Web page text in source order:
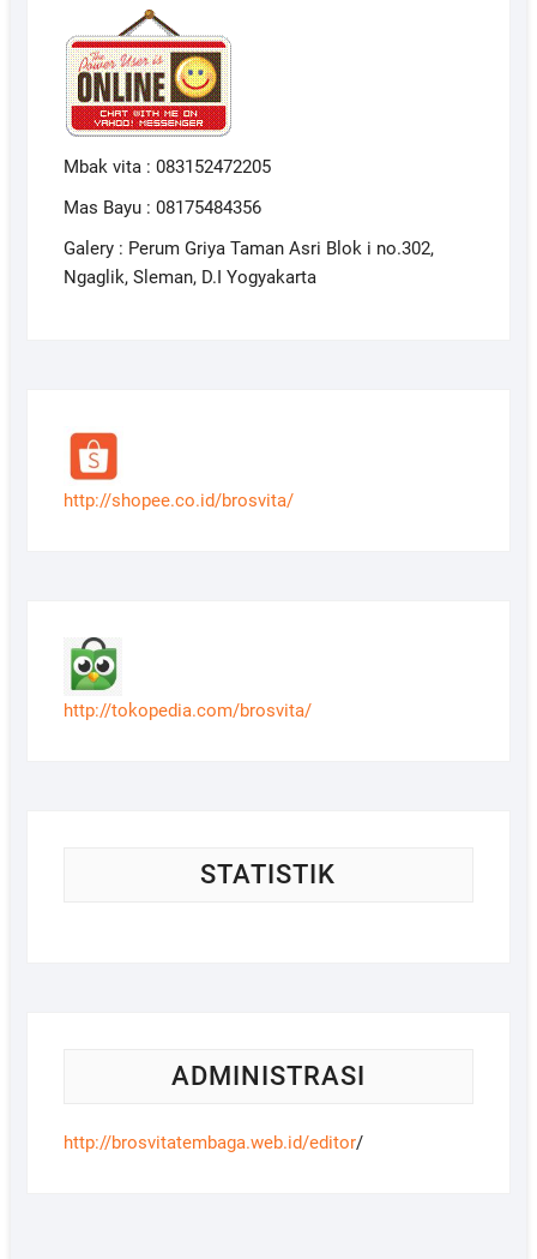
Mbak vita : 083152472205
Mas Bayu : 08175484356
Galery : Perum Griya Taman Asri Blok i no.302,
Ngaglik, Sleman, D.I Yogyakarta
http://shopee.co.id/brosvita/
http://tokopedia.com/brosvita/
STATISTIK
ADMINISTRASI
http://brosvitatembaga.web.id/editor/